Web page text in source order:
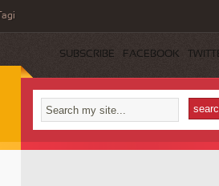
Tagi
SUBSCRIBE FACEBOOK